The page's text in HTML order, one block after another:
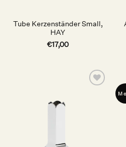
Tube Kerzenständer Small,
HAY
€17,00